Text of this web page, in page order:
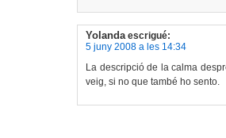
Yolanda escrigué:
5 juny 2008 a les 14:34
La descripció de la calma
veig, si no que també ho sento.